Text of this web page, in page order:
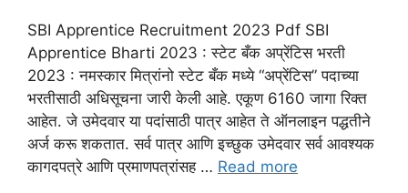
SBI Apprentice Recruitment 2023 Pdf SBI
Apprentice Bharti 2023 : स्टेट बँक अप्रेंटिस भरती
2023 : नमस्कार मित्रांनो स्टेट बँक मध्ये “अप्रेंटिस” पदाच्या
भरतीसाठी अधिसूचना जारी केली आहे. एकूण 6160 जागा रिक्त
आहेत. जे उमेदवार या पदांसाठी पात्र आहेत ते ऑनलाइन पद्धतीने
अर्ज करू शकतात. सर्व पात्र आणि इच्छुक उमेदवार सर्व आवश्यक
कागदपत्रे आणि प्रमाणपत्रांसह … Read more